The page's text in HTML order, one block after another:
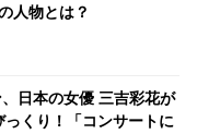
人物とは？
日本の女優 三吉彩花が
くり！「コンサートに